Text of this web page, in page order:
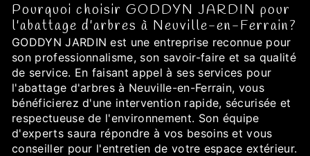
Pourquoi choisir GODDYN JARDIN pour
l'abattage d'arbres à Neuville-en-Ferrain?
GODDYN JARDIN est une entreprise reconnue pour
son professionnalisme, son savoir-faire et sa qualité
de service. En faisant appel à ses services pour
l'abattage d'arbres à Neuville-en-Ferrain, vous
bénéficierez d'une intervention rapide, sécurisée et
respectueuse de l'environnement. Son équipe
d'experts saura répondre à vos besoins et vous
conseiller pour l'entretien de votre espace extérieur.